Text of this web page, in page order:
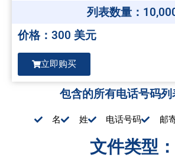
列表数量：
价格：300 美元
立即购买
包含的所有电话号码列
名 姓 电话号码 邮
文件类型：